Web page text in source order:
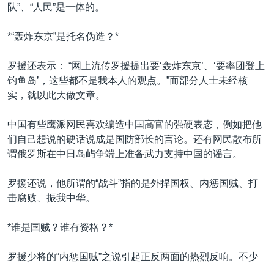
队”、“人民”是一体的。
*“轰炸东京”是托名伪造？*
罗援还表示： “网上流传罗援提出要‘轰炸东京’、‘要率团登上
钓鱼岛’，这些都不是我本人的观点。”而部分人士未经核
实，就以此大做文章。
中国有些鹰派网民喜欢编造中国高官的强硬表态，例如把他
们自己想说的硬话说成是国防部长的言论。还有网民散布所
谓俄罗斯在中日岛屿争端上准备武力支持中国的谣言。
罗援还说，他所谓的“战斗”指的是外捍国权、内惩国贼、打
击腐败、振我中华。
*谁是国贼？谁有资格？*
罗援少将的“内惩国贼”之说引起正反两面的热烈反响。不少